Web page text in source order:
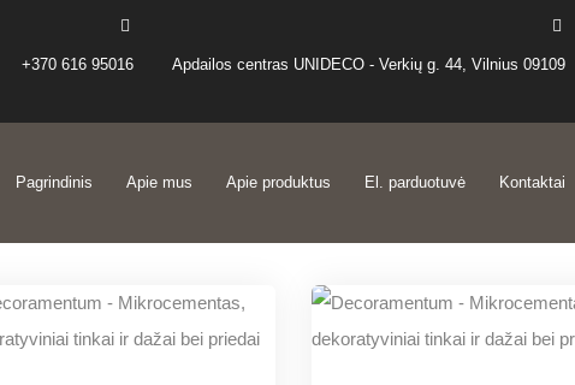
+370 616 95016 Apdailos centras UNIDECO - Verkių g. 44, Vilnius 09109
Pagrindinis Apie mus Apie produktus El. parduotuvė Kontaktai